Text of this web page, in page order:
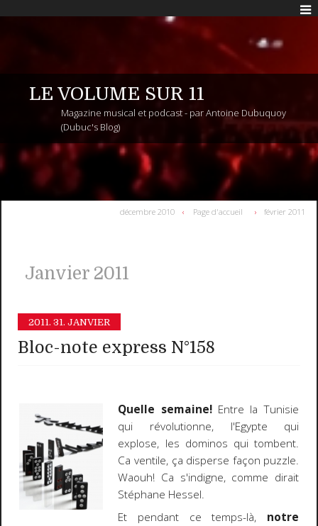
LE VOLUME SUR 11
Magazine musical et podcast - par Antoine Dubuquoy
(Dubuc's Blog)
décembre 2010 Page d'accueil février 2011
Janvier 2011
2011. 31. JANVIER
Bloc-note express N°158
Quelle semaine!Entre la Tunisie
qui révolutionne, l'Egypte qui
explose, les dominos qui tombent.
Ca ventile, ça disperse façon puzzle.
Waouh! Ca s'indigne, comme dirait
Stéphane Hessel.
Et pendant ce temps-là, notre